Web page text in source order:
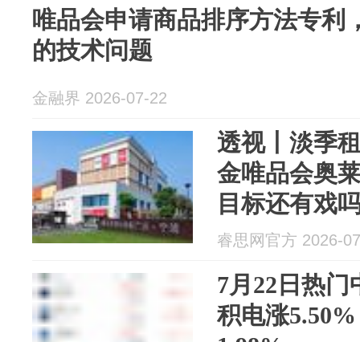
唯品会申请商品排序方法专利
的技术问题
金融界 2026-07-22
透视丨‌淡季
金唯品会奥
目标还有戏
睿思网官方 2026-
7月22日热
积电涨